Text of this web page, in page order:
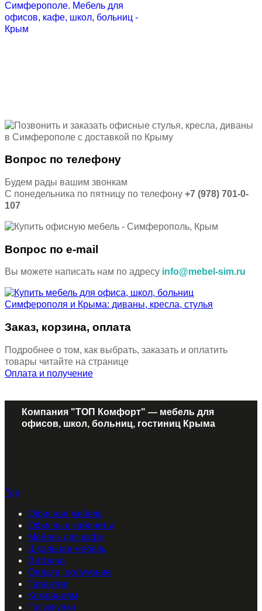
Вопрос по телефону
Будем рады вашим звонкам
С понедельника по пятницу по телефону +7 (978) 701-0-
107
Вопрос по e-mail
Вы можете написать нам по адресу info@mebel-sim.ru
Заказ, корзина, оплата
Подробнее о том, как выбрать, заказать и оплатить
товары читайте на странице
Оплата и получение
Компания "ТОП Комфорт" — мебель для
офисов, школ, больниц, гостиниц Крыма
Top
Офисная мебель
Офисные кабинеты
Мебель для кафе
Школьная мебель
Витрина
Оплата, получение
Гарантии
Компаниям
Госзакупки